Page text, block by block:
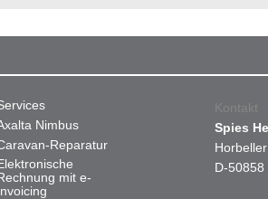
Nimbus
Reparatur
mit e-
Kontakt
Spies
D-50858